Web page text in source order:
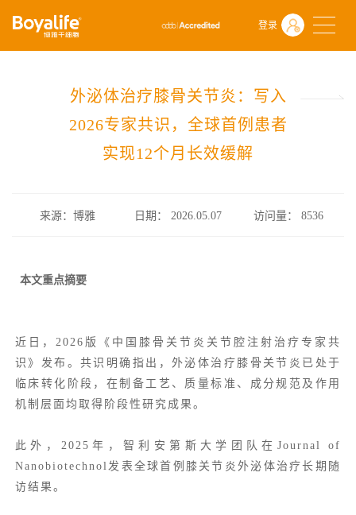
登录
首页 什么是干细胞
前沿动态
外泌体治疗膝骨关节炎：写入2026专家共识，全球首例患者实现12个
外泌体治疗膝骨关节炎：写入
2026专家共识，全球首例患者
实现12个月长效缓解
来源：博雅 日期： 2026.05.07 访问量：8536
本文重点摘要
近日，2026版《中国膝骨关节炎关节腔注射治疗专家共
识》发布。共识明确指出，外泌体治疗膝骨关节炎已处于
临床转化阶段，在制备工艺、质量标准、成分规范及作用
机制层面均取得阶段性研究成果。
此外，2025年，智利安第斯大学 团队在Journal of
Nanobiotechnol发表全球首例膝关节炎外泌体治疗长期随
访结果。